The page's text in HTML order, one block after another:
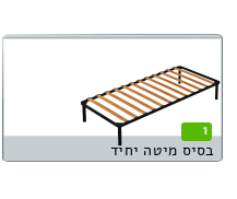
1
בסיס מיטה יחיד